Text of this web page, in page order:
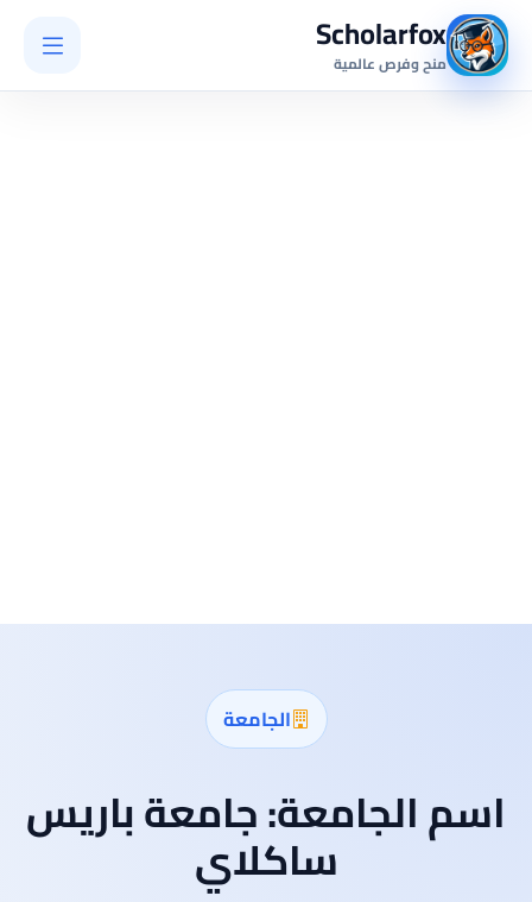
Scholarfox
منح وفرص عالمية
الجامعة
اسم الجامعة:جامعة باريس
ساكلاي